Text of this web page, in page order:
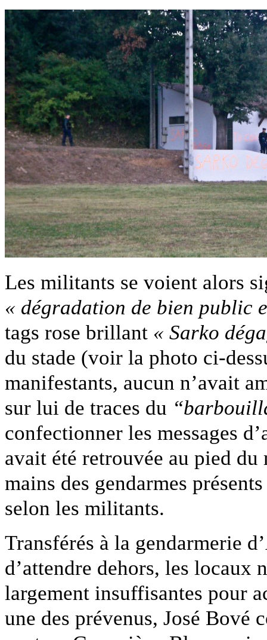
Les militants se voient alors
« dégradation de bien public
tags rose brillant « Sarko
du stade (voir la photo ci-
manifestants, aucun n’avait
sur lui de traces du
confectionner les messages
avait été retrouvée au pied du
mains des gendarmes
selon les militants.
Transférés à la gendarmerie
d’attendre dehors, les locaux
largement insuffisantes pour
une des prévenus, José Bové